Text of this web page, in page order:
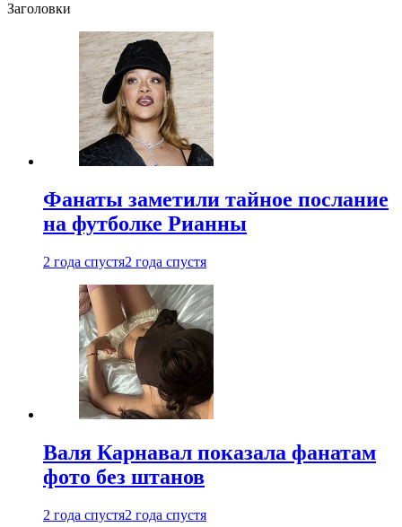
Заголовки
Фанаты заметили тайное послание
на футболке Рианны
2 года спустя2 года спустя
Валя Карнавал показала фанатам
фото без штанов
2 года спустя2 года спустя